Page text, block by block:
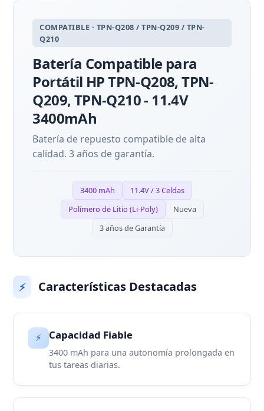
COMPATIBLE · TPN-Q208 / TPN-Q209 / TPN-
Q210
Batería Compatible para
Portátil HP TPN-Q208, TPN-
Q209, TPN-Q210 - 11.4V
3400mAh
Batería de repuesto compatible de alta
calidad. 3 años de garantía.
3400 mAh
11.4V / 3 Celdas
Polímero de Litio (Li-Poly)
Nueva
3 años de Garantía
⚡ Características Destacadas
⚡ Capacidad Fiable
3400 mAh para una autonomía prolongada en
tus tareas diarias.